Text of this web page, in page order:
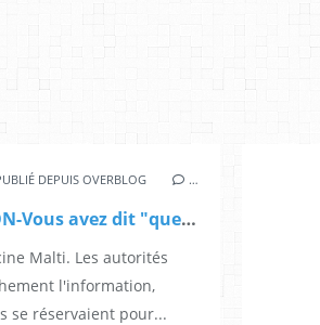
DEPUIS OVERBLOG …
CORRUPTION-Vous avez dit "quelques soient leurs postes"? (1)
Malti. Les autorités
l'information,
se réservaient pour...